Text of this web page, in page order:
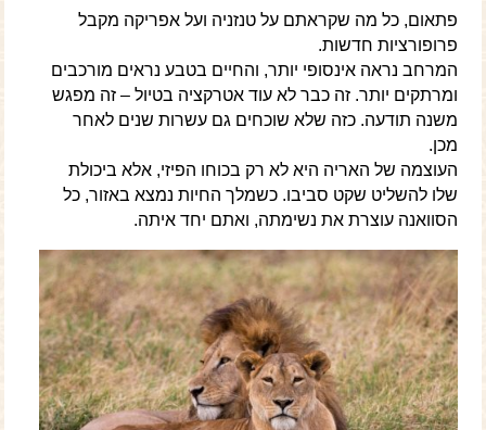
פתאום, כל מה שקראתם על טנזניה ועל אפריקה מקבל
פרופורציות חדשות.
המרחב נראה אינסופי יותר, והחיים בטבע נראים מורכבים
ומרתקים יותר. זה כבר לא עוד אטרקציה בטיול – זה מפגש
משנה תודעה. כזה שלא שוכחים גם עשרות שנים לאחר
מכן.
העוצמה של האריה היא לא רק בכוחו הפיזי, אלא ביכולת
שלו להשליט שקט סביבו. כשמלך החיות נמצא באזור, כל
הסוואנה עוצרת את נשימתה, ואתם יחד איתה.